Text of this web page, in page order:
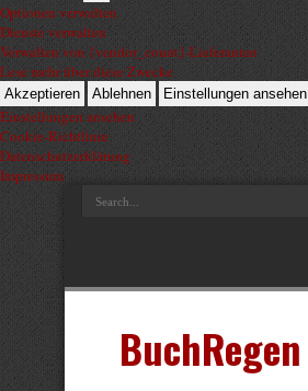
Optionen verwalten
Dienste verwalten
Verwalten von {vendor_count}-Lieferanten
Lese mehr über diese Zwecke
Akzeptieren Ablehnen Einstellungen ansehen
Einstellungen ansehen
Cookie-Richtlinie
Datenschutzerklärung
Impressum
BuchRegen